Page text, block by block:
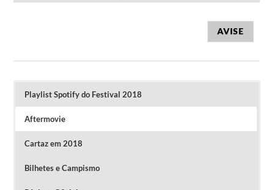
AVISE
Playlist Spotify do Festival 2018
Aftermovie
Cartaz em 2018
Bilhetes e Campismo